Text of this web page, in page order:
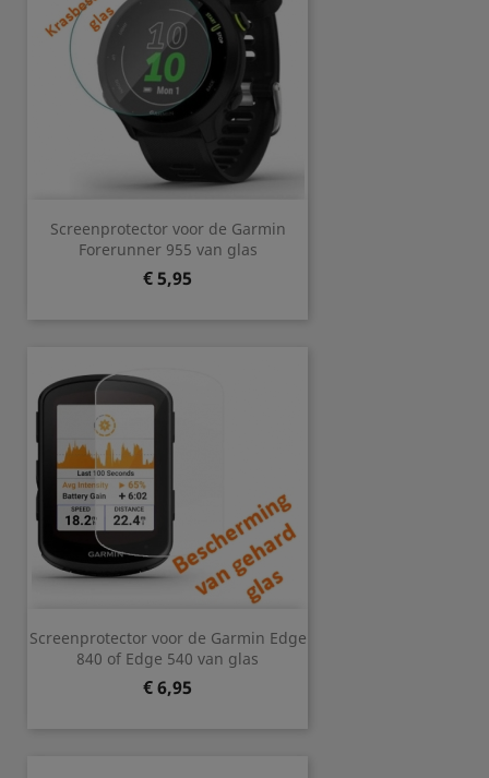
Screenprotector voor de Garmin
Forerunner 955 van glas
Prijs
€ 5,95
Screenprotector voor de Garmin Edge
840 of Edge 540 van glas
Prijs
€ 6,95